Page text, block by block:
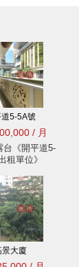
道5-5A號
/ 月
台《開平道5-
租單位》
景大廈